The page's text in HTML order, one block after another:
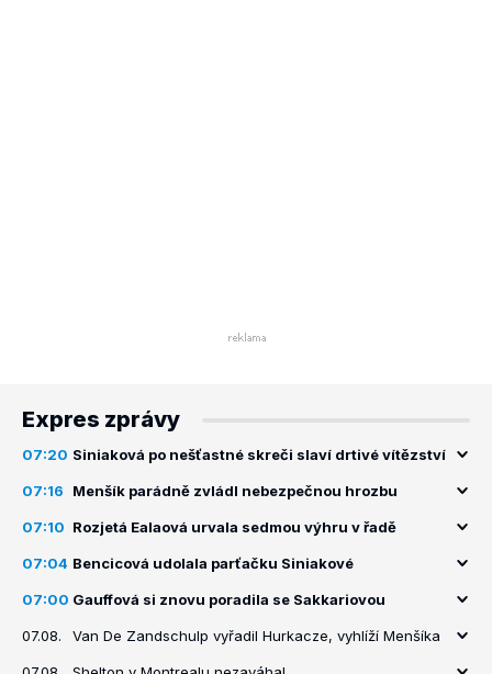
Expres zprávy
07:20 Siniaková po nešťastné skreči slaví drtivé vítězství
07:16 Menšík parádně zvládl nebezpečnou hrozbu
07:10 Rozjetá Ealaová urvala sedmou výhru v řadě
07:04 Bencicová udolala parťačku Siniakové
07:00 Gauffová si znovu poradila se Sakkariovou
07.08. Van De Zandschulp vyřadil Hurkacze, vyhlíží Menšíka